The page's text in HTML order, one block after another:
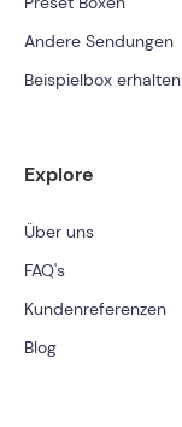
Andere Sendungen
Beispielbox erhalten
Explore
Über uns
FAQ's
Kundenreferenzen
Blog